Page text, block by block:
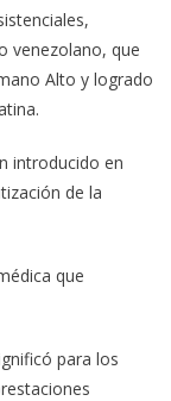
venezolano, que
Alto y logrado
introducido en
de la
que
para los